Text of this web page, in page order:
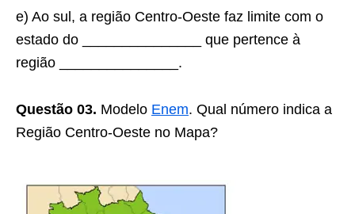
e) Ao sul, a região Centro-Oeste faz limite com o
estado do _______________ que pertence à
região _______________.
Questão 03. Modelo Enem. Qual número indica a
Região Centro-Oeste no Mapa?